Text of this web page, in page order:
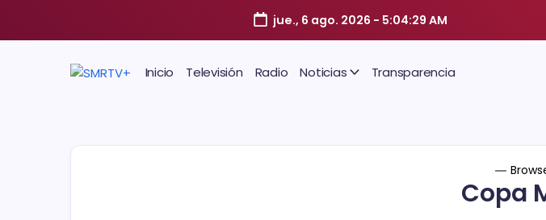
jue., 6 ago. 2026 - 5:04:30 AM
Inicio Televisión Radio Noticias Transparencia
Copa